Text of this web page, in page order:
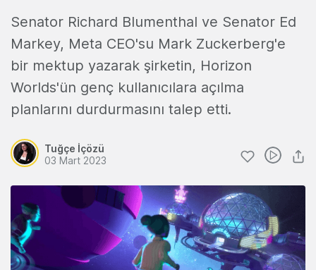
Senator Richard Blumenthal ve Senator Ed
Markey, Meta CEO'su Mark Zuckerberg'e
bir mektup yazarak şirketin, Horizon
Worlds'ün genç kullanıcılara açılma
planlarını durdurmasını talep etti.
Tuğçe İçözü
03 Mart 2023